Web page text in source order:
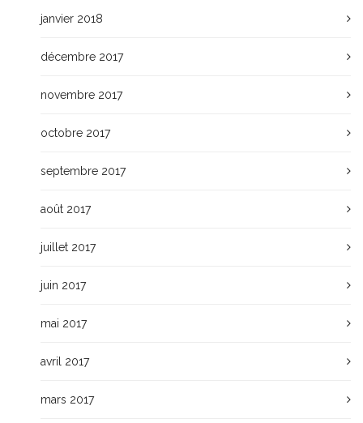
janvier 2018
décembre 2017
novembre 2017
octobre 2017
septembre 2017
août 2017
juillet 2017
juin 2017
mai 2017
avril 2017
mars 2017